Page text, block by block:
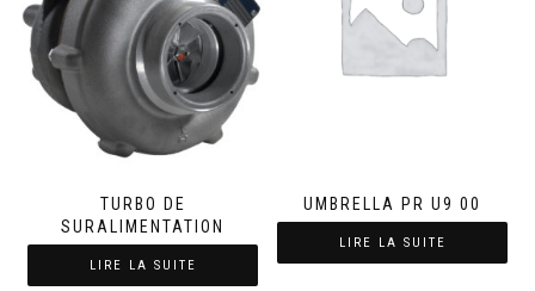
TURBO DE
SURALIMENTATION
LIRE LA SUITE
UMBRELLA PR U9 00
LIRE LA SUITE